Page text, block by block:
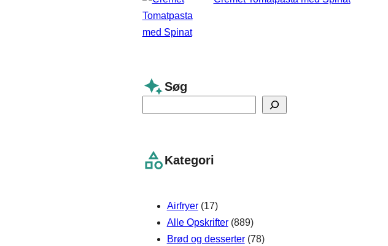
Søg
c
Kategori
Airfryer(17)
Alle Opskrifter(889)
Brød og desserter(78)